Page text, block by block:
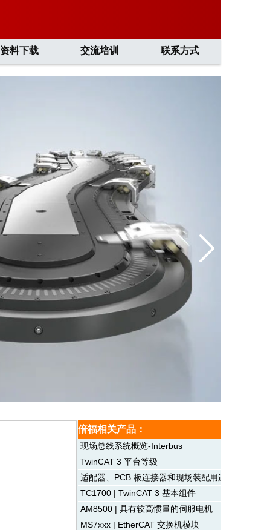
资料下载 交流培训 联系方式
倍福相关产品：
现场总线系统概览-Interbus
TwinCAT 3 平台等级
适配器、PCB 板连接器和现场装配用连接器-多
TC1700 | TwinCAT 3 基本组件
AM8500 | 具有较高惯量的伺服电机
MS7xxx | EtherCAT 交换机模块